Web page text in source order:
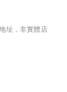
址，非實體店